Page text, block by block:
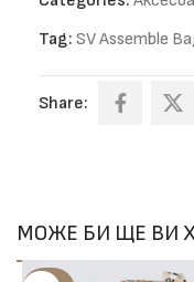
Tag: SV Assemble
Share:
МОЖЕ БИ ЩЕ ВИ